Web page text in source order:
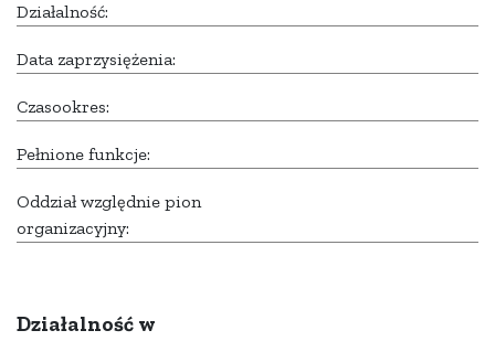
Działalność:
Data zaprzysiężenia:
Czasookres:
Pełnione funkcje:
Oddział względnie pion
organizacyjny:
Działalność w